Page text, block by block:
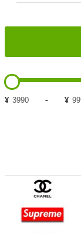
¥ - ¥